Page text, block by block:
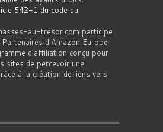
542-1 du code du
au-tresor.com participe
d’Amazon Europe
d’affiliation conçu pour
sites de percevoir une
à la création de liens vers